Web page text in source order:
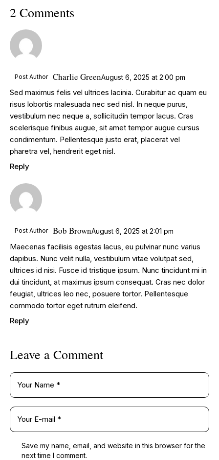
2 Comments
Post Author Charlie GreenAugust 6, 2025 at 2:00 pm
Sed maximus felis vel ultrices lacinia. Curabitur ac quam eu
risus lobortis malesuada nec sed nisl. In neque purus,
vestibulum nec neque a, sollicitudin tempor lacus. Cras
scelerisque finibus augue, sit amet tempor augue cursus
condimentum. Pellentesque justo erat, placerat vel
pharetra vel, hendrerit eget nisl.
Reply
Post Author Bob BrownAugust 6, 2025 at 2:01 pm
Maecenas facilisis egestas lacus, eu pulvinar nunc varius
dapibus. Nunc velit nulla, vestibulum vitae volutpat sed,
ultrices id nisi. Fusce id tristique ipsum. Nunc tincidunt mi in
dui tincidunt, at maximus ipsum consequat. Cras nec dolor
feugiat, ultrices leo nec, posuere tortor. Pellentesque
commodo tortor eget rutrum eleifend.
Reply
Leave a Comment
Save my name, email, and website in this browser for the
next time I comment.